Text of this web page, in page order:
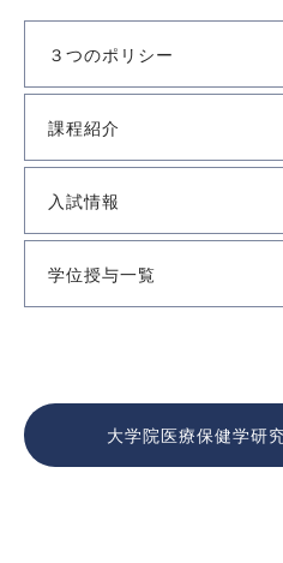
３つのポリシー
課程紹介
入試情報
学位授与一覧
大学院医療保健学研